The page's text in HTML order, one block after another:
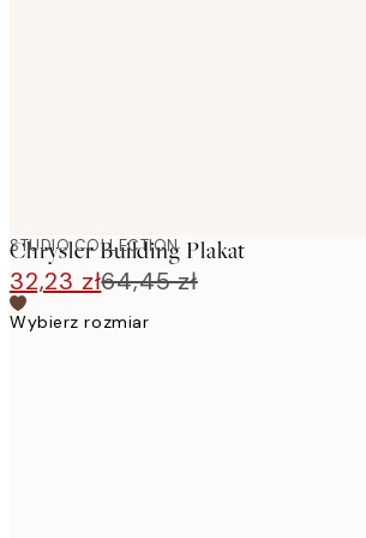
STUDIO COLLECTION
Chrysler Building Plakat
32,23 zł64,45 zł
Wybierz rozmiar